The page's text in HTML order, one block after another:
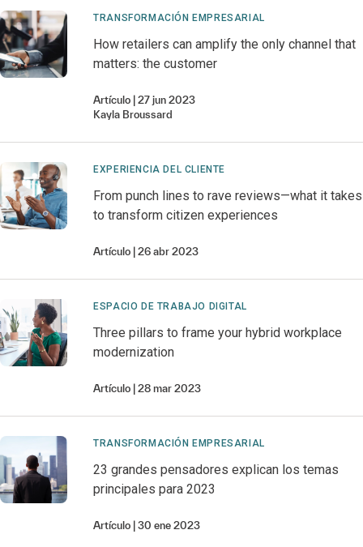
TRANSFORMACIÓN EMPRESARIAL
How retailers can amplify the only channel that
matters: the customer
Artículo
27 jun 2023
Kayla Broussard
EXPERIENCIA DEL CLIENTE
From punch lines to rave reviews—what it takes
to transform citizen experiences
Artículo 26 abr 2023
ESPACIO DE TRABAJO DIGITAL
Three pillars to frame your hybrid workplace
modernization
Artículo 28 mar 2023
TRANSFORMACIÓN EMPRESARIAL
23 grandes pensadores explican los temas
principales para 2023
Artículo 30 ene 2023